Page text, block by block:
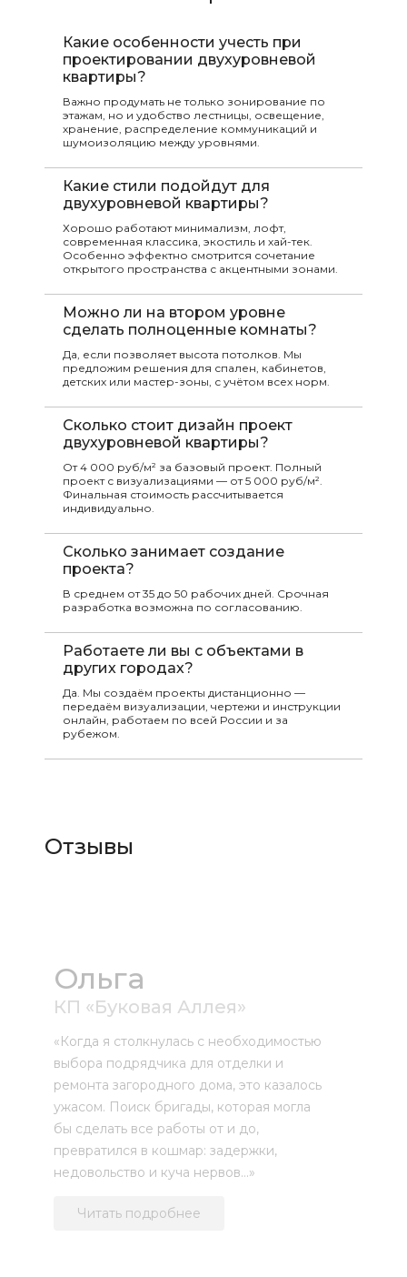
Какие особенности учесть при
проектировании двухуровневой
квартиры?
Важно продумать не только зонирование по
этажам, но и удобство лестницы, освещение,
хранение, распределение коммуникаций и
шумоизоляцию между уровнями.
Какие стили подойдут для
двухуровневой квартиры?
Хорошо работают минимализм, лофт,
современная классика, экостиль и хай-тек.
Особенно эффектно смотрится сочетание
открытого пространства с акцентными зонами.
Можно ли на втором уровне
сделать полноценные комнаты?
Да, если позволяет высота потолков. Мы
предложим решения для спален, кабинетов,
детских или мастер-зоны, с учётом всех норм.
Сколько стоит дизайн проект
двухуровневой квартиры?
От 4 000 руб/м² за базовый проект. Полный
проект с визуализациями — от 5 000 руб/м².
Финальная стоимость рассчитывается
индивидуально.
Сколько занимает создание
проекта?
В среднем от 35 до 50 рабочих дней. Срочная
разработка возможна по согласованию.
Работаете ли вы с объектами в
других городах?
Да. Мы создаём проекты дистанционно —
передаём визуализации, чертежи и инструкции
онлайн, работаем по всей России и за
рубежом.
Отзывы
Ольга
КП «Буковая Аллея»
«Когда я столкнулась с необходимостью
выбора подрядчика для отделки и
ремонта загородного дома, это казалось
ужасом. Поиск бригады, которая могла
бы сделать все работы от и до,
превратился в кошмар: задержки,
недовольство и куча нервов…»
Читать подробнее